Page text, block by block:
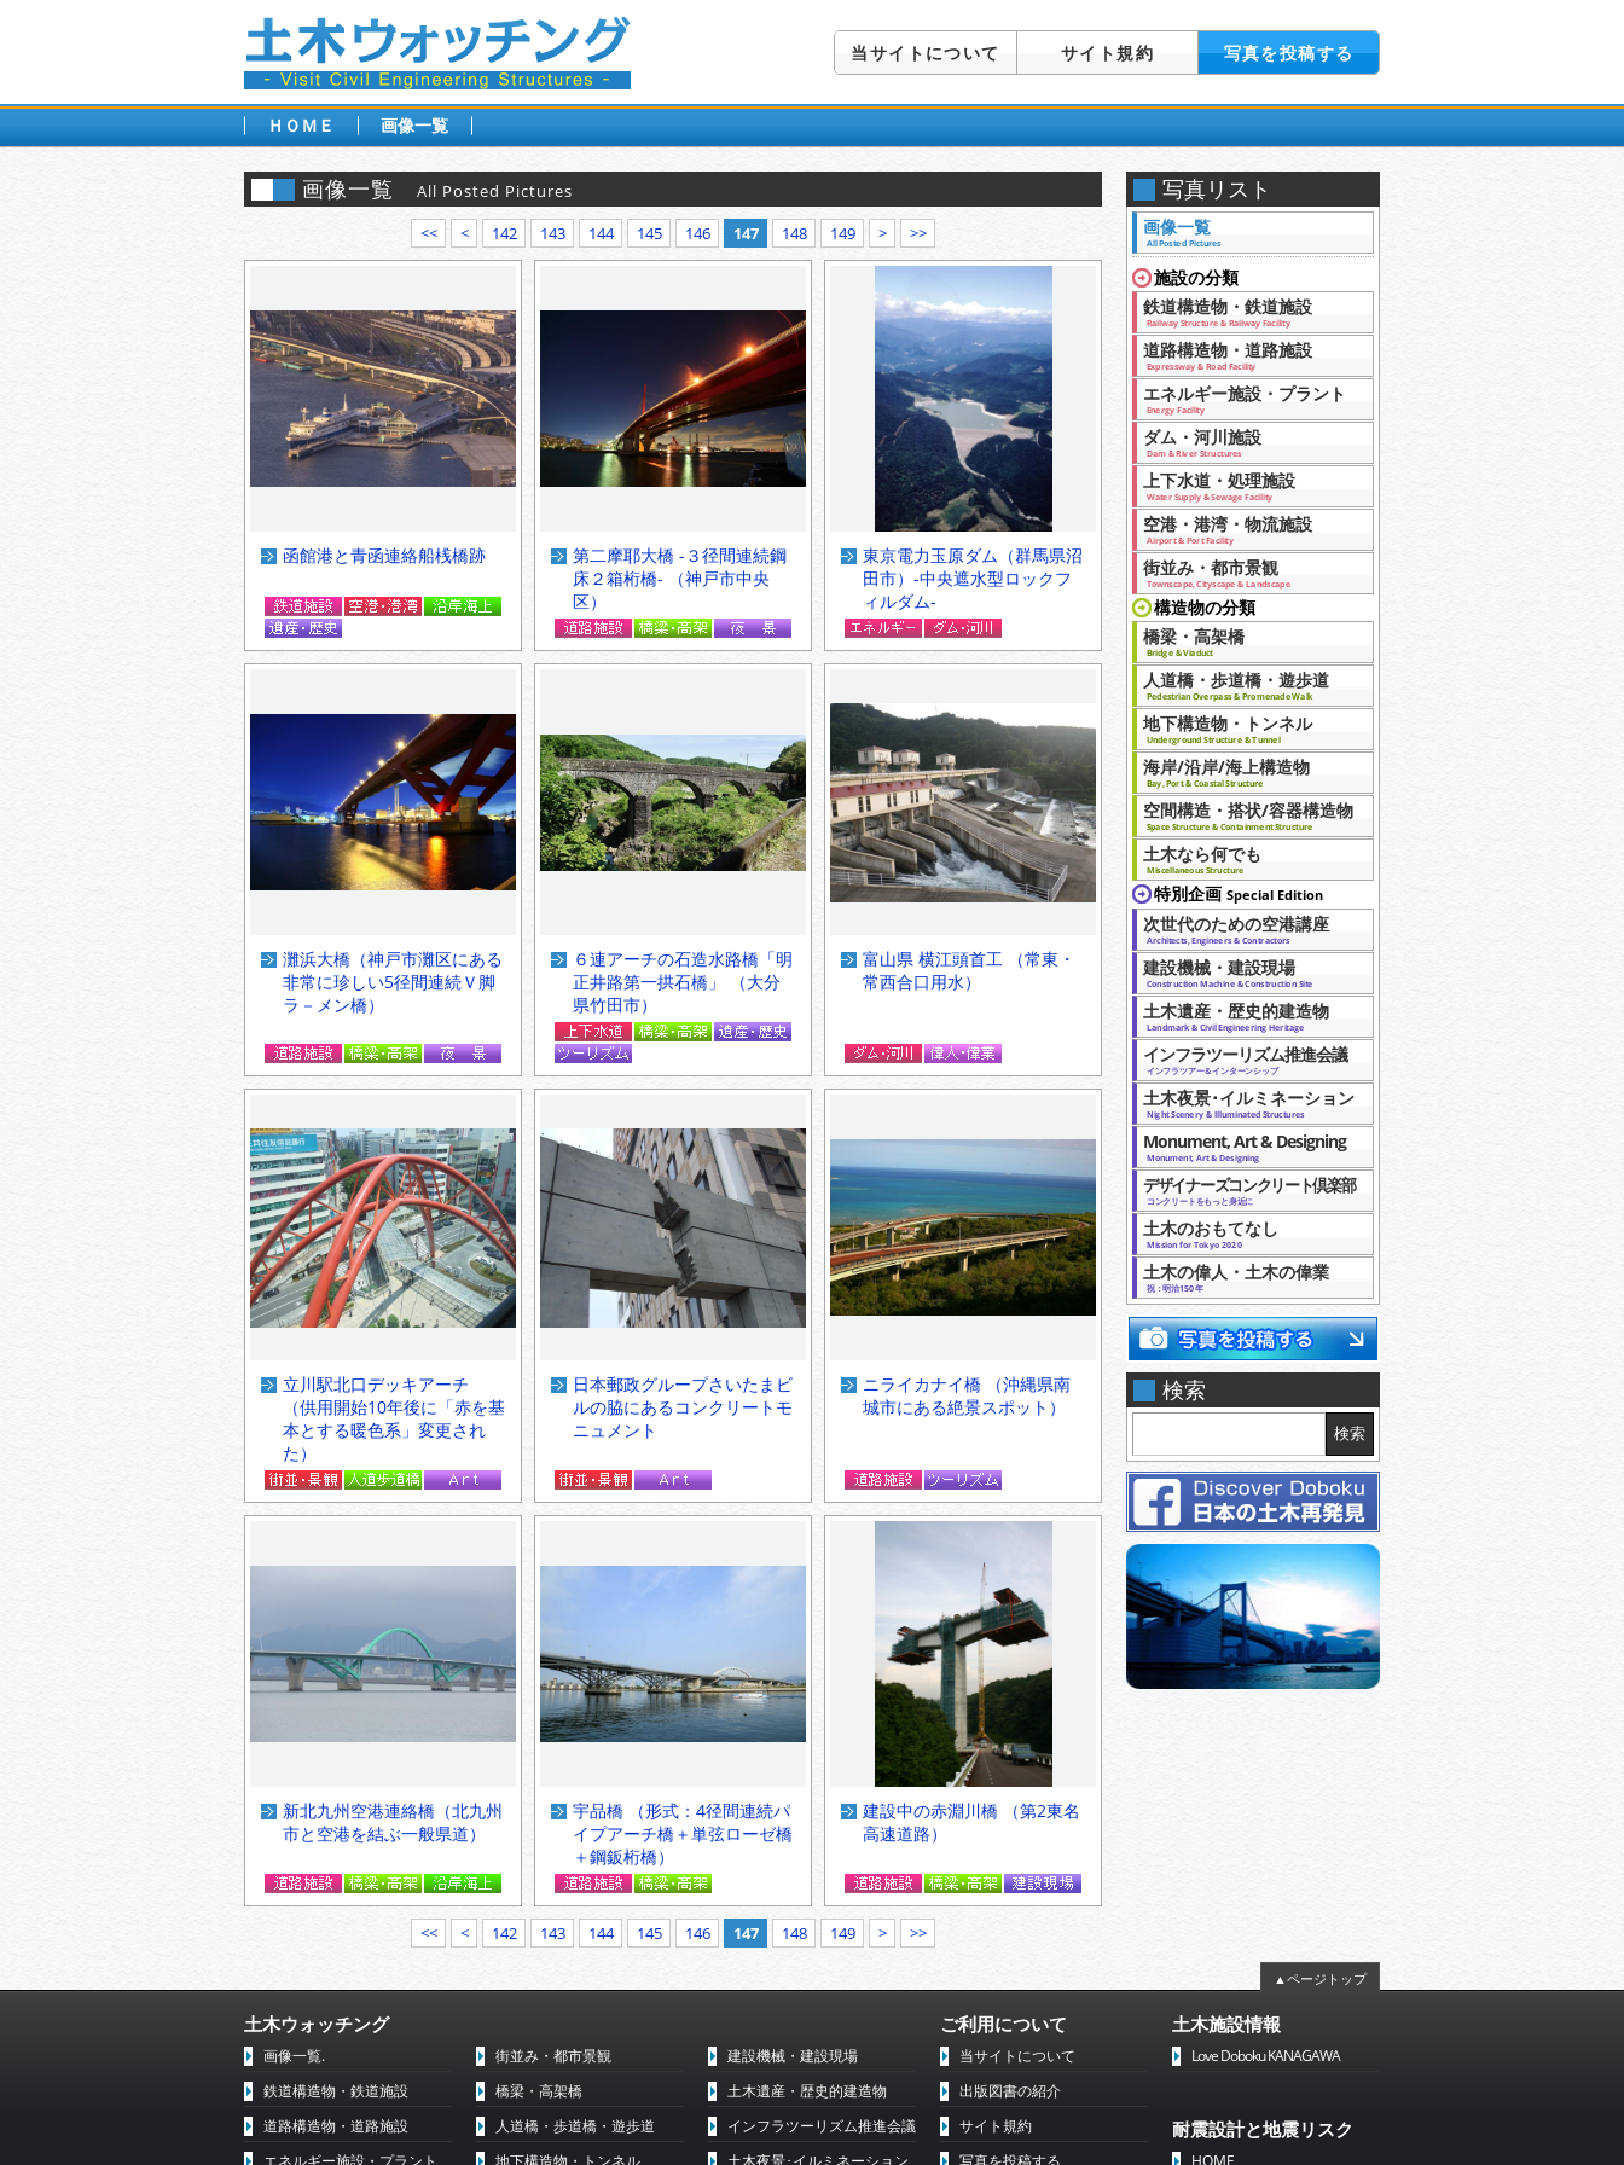
当サイトについて サイト規約 写真を投稿する
ＨＯＭＥ 画像一覧
画像一覧
All Posted Pictures
<<
< 142 143 144 145 146 147 148 149 > >>
函館港と青函連絡船桟橋跡
第二摩耶大橋 -３径間連続鋼
床２箱桁橋- （神戸市中央
区）
東京電力玉原ダム（群馬県沼
田市）-中央遮水型ロックフ
ィルダム-
灘浜大橋（神戸市灘区にある
非常に珍しい5径間連続Ｖ脚
ラ－メン橋）
６連アーチの石造水路橋「明
正井路第一拱石橋」 （大分
県竹田市）
富山県 横江頭首工 （常東・
常西合口用水）
立川駅北口デッキアーチ
（供用開始10年後に「赤を基
本とする暖色系」変更され
た）
日本郵政グループさいたまビ
ルの脇にあるコンクリートモ
ニュメント
ニライカナイ橋 （沖縄県南
城市にある絶景スポット）
新北九州空港連絡橋（北九州
市と空港を結ぶ一般県道）
宇品橋 （形式：4径間連続パ
イプアーチ橋＋単弦ローゼ橋
＋鋼鈑桁橋）
建設中の赤淵川橋 （第2東名
高速道路）
<< < 142 143 144 145 146 147 148 149 > >>
写真リスト
画像一覧
All Posted Pictures
施設の分類
鉄道構造物・鉄道施設
Railway Structure & Railway Facility
道路構造物・道路施設
Expressway & Road Facility
エネルギー施設・プラント
Energy Facility
ダム・河川施設
Dam & River Structures
上下水道・処理施設
Water Supply & Sewage Facility
空港・港湾・物流施設
Airport & Port Facility
街並み・都市景観
Townscape, Cityscape & Landscape
構造物の分類
橋梁・高架橋
Bridge & Viaduct
人道橋・歩道橋・遊歩道
Pedestrian Overpass & Promenade Walk
地下構造物・トンネル
Underground Structure & Tunnel
海岸/沿岸/海上構造物
Bay, Port & Coastal Structure
空間構造・搭状/容器構造物
Space Structure & Containment Structure
土木なら何でも
Miscellaneous Structure
特別企画 Special Edition
次世代のための空港講座
Architects, Engineers & Contractors
建設機械・建設現場
Construction Machine & Construction Site
土木遺産・歴史的建造物
Landmark & Civil Engineering Heritage
インフラツーリズム推進会議
インフラツアー＆インターンシップ
土木夜景･イルミネーション
Night Scenery & Illuminated Structures
Monument, Art & Designing
Monument, Art & Designing
デザイナーズコンクリート倶楽部
コンクリートをもっと身近に
土木のおもてなし
Mission for Tokyo 2020
土木の偉人・土木の偉業
祝：明治150年
検索
検索
▲ページトップ
土木ウォッチング
画像一覧.
鉄道構造物・鉄道施設
道路構造物・道路施設
エネルギー施設・プラント
街並み・都市景観
橋梁・高架橋
人道橋・歩道橋・遊歩道
地下構造物・トンネル
建設機械・建設現場
土木遺産・歴史的建造物
インフラツーリズム推進会議
土木夜景･イルミネーション
ご利用について
当サイトについて
出版図書の紹介
サイト規約
写真を投稿する
土木施設情報
Love Doboku KANAGAWA
耐震設計と地震リスク
HOME